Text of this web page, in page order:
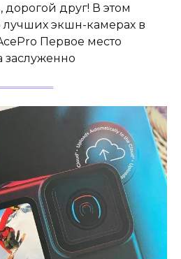
дорогой друг! В этом
лучших экшн-камерах в
Первое место